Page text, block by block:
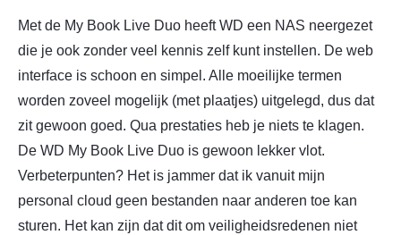
Met de My Book Live Duo heeft WD een NAS neergezet
die je ook zonder veel kennis zelf kunt instellen. De web
interface is schoon en simpel. Alle moeilijke termen
worden zoveel mogelijk (met plaatjes) uitgelegd, dus dat
zit gewoon goed. Qua prestaties heb je niets te klagen.
De WD My Book Live Duo is gewoon lekker vlot.
Verbeterpunten? Het is jammer dat ik vanuit mijn
personal cloud geen bestanden naar anderen toe kan
sturen. Het kan zijn dat dit om veiligheidsredenen niet